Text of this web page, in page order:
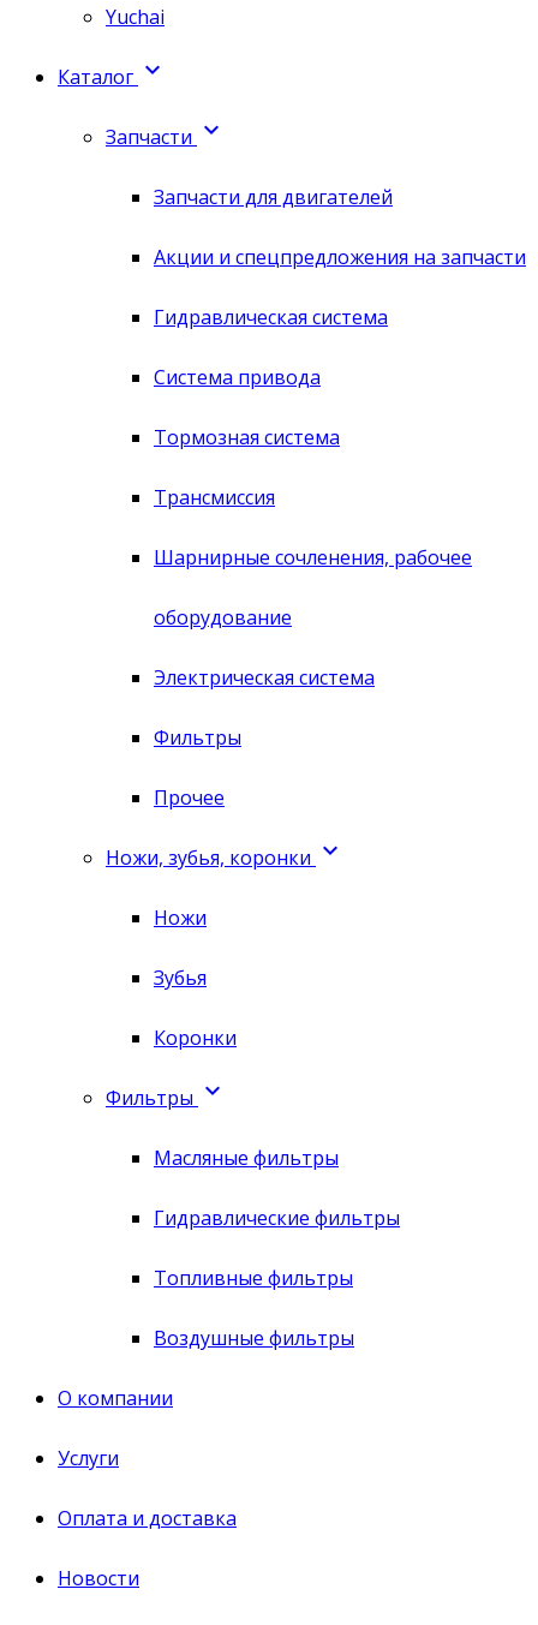
Yuchai
Каталог 
Запчасти 
Запчасти для двигателей
Акции и спецпредложения на запчасти
Гидравлическая система
Система привода
Тормозная система
Трансмиссия
Шарнирные сочленения, рабочее
оборудование
Электрическая система
Фильтры
Прочее
Ножи, зубья, коронки 
Ножи
Зубья
Коронки
Фильтры 
Масляные фильтры
Гидравлические фильтры
Топливные фильтры
Воздушные фильтры
О компании
Услуги
Оплата и доставка
Новости